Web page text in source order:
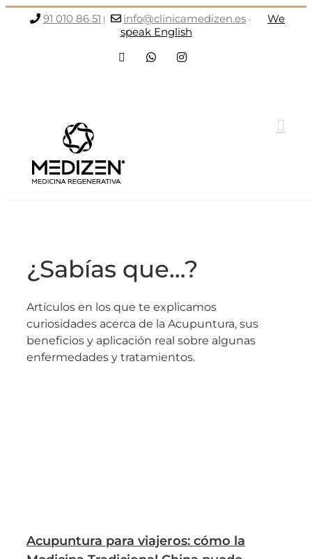
91 010 86 51 | info@clinicamedizen.es -
We
speak English
FacebookWhatsAppInstagram
¿Sabías que…?
Artículos en los que te explicamos
curiosidades acerca de la Acupuntura, sus
beneficios y aplicación real sobre algunas
enfermedades y tratamientos.
Acupuntura para viajeros: cómo la